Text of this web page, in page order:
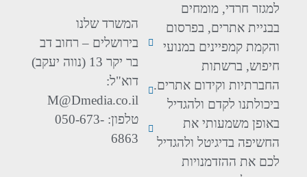
למגזר חרדי, מומחים
בבניית אתרים, בפרסום
והקמת קמפיינים במנועי
חיפוש, ברשתות
החברתיות וקידום אתרים.
ביכולתנו לקדם ולהגדיל
באופן משמעותי את
החשיפה בדיגיטל ולהגדיל
לכם את ההזדמנויות
המשרד שלנו
בירושלים – רחוב דב
בר יקר 13 (נווה יעקב)
דוא"ל:
M@Dmedia.co.il
טלפון: 050-673-
6863